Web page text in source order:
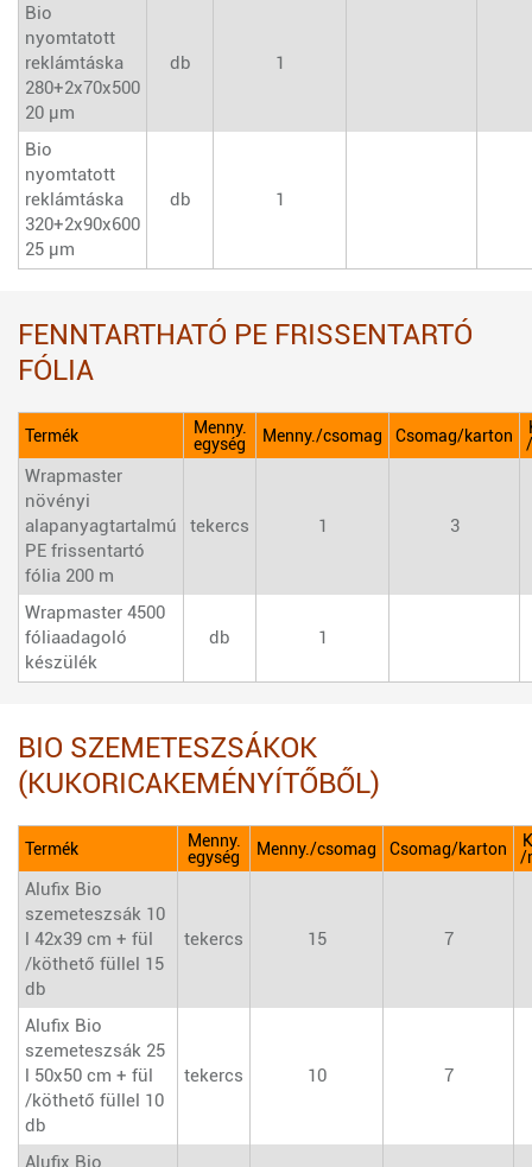
Bio
nyomtatott
reklámtáska
280+2x70x500
20 µm
db 1
Bio
nyomtatott
reklámtáska
320+2x90x600
25 µm
db 1
FENNTARTHATÓ PE FRISSENTARTÓ
FÓLIA
Termék
Menny.
egység
Menny./csomag Csomag/karton
Wrapmaster
növényi
alapanyagtartalmú
PE frissentartó
fólia 200 m
tekercs 1 3
Wrapmaster 4500
fóliaadagoló
készülék
db 1
BIO SZEMETESZSÁKOK
(KUKORICAKEMÉNYÍTŐBŐL)
Termék
Menny.
egység
Menny./csomag Csomag/karton
/
Alufix Bio
szemeteszsák 10
l 42x39 cm + fül
/köthető füllel 15
db
tekercs 15 7
Alufix Bio
szemeteszsák 25
l 50x50 cm + fül
/köthető füllel 10
db
tekercs 10 7
Alufix Bio